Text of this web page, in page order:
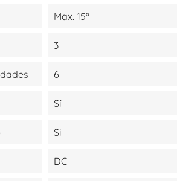
Max. 15º
3
6
Sí
Si
DC